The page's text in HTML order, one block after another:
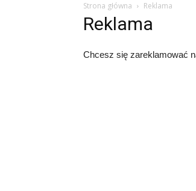
Strona główna Reklama
Reklama
Chcesz się zareklamować